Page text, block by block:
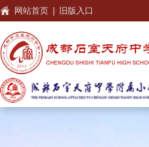
网站首页 旧版入口